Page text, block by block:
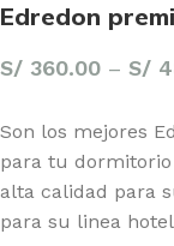
Edredon
S/ 360.00 – S/
Son los mejores
para tu
alta calidad para
para su linea